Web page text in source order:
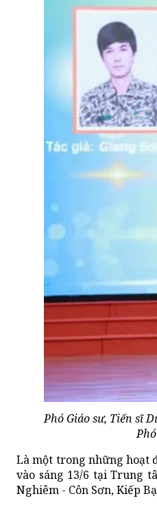
Phó Giáo sư, Tiến sĩ
Là một trong những hoạt
vào sáng 13/6 tại Trung
Nghiêm - Côn Sơn, Kiếp